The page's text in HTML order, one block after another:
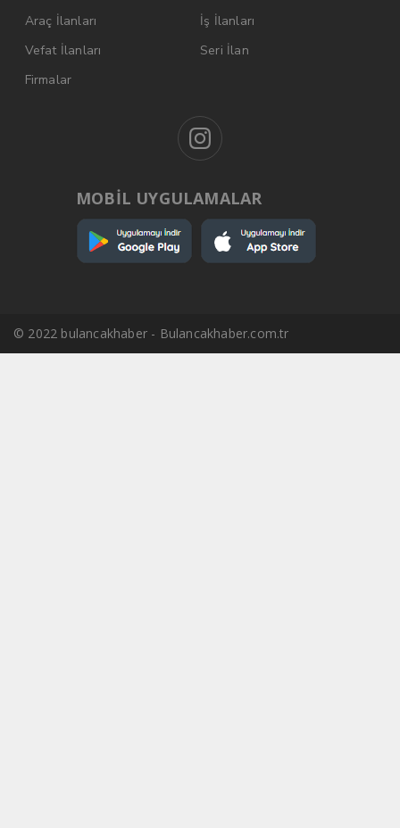
Araç İlanları
İş İlanları
Vefat İlanları
Seri İlan
Firmalar
MOBİL UYGULAMALAR
© 2022 bulancakhaber - Bulancakhaber.com.tr